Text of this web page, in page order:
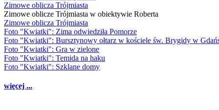
Zimowe oblicza Trójmiasta
Zimowe oblicze Trójmiasta w obiektywie Roberta
Zimowe oblicza Trójmiasta
Foto "Kwiatki": Zima odwiedziła Pomorze
Foto "Kwiatki": Bursztynowy ołtarz w kościele św. Brygidy w
Foto "Kwiatki": Gra w zielone
Foto "Kwiatki": Temida na haku
Foto "Kwiatki": Szklane domy
więcej ...